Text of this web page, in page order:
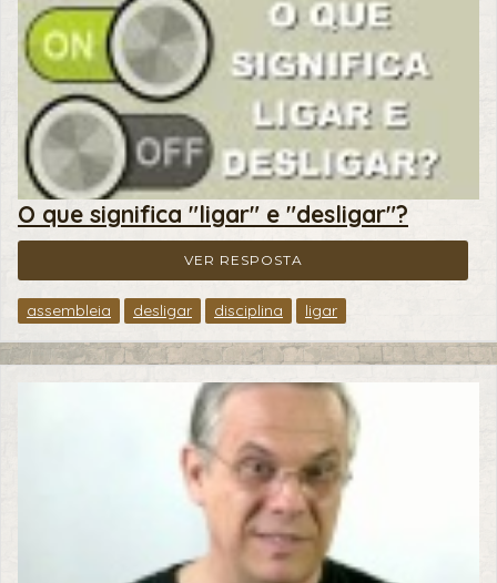
O que significa "ligar" e "desligar"?
VER RESPOSTA
assembleia desligar disciplina ligar